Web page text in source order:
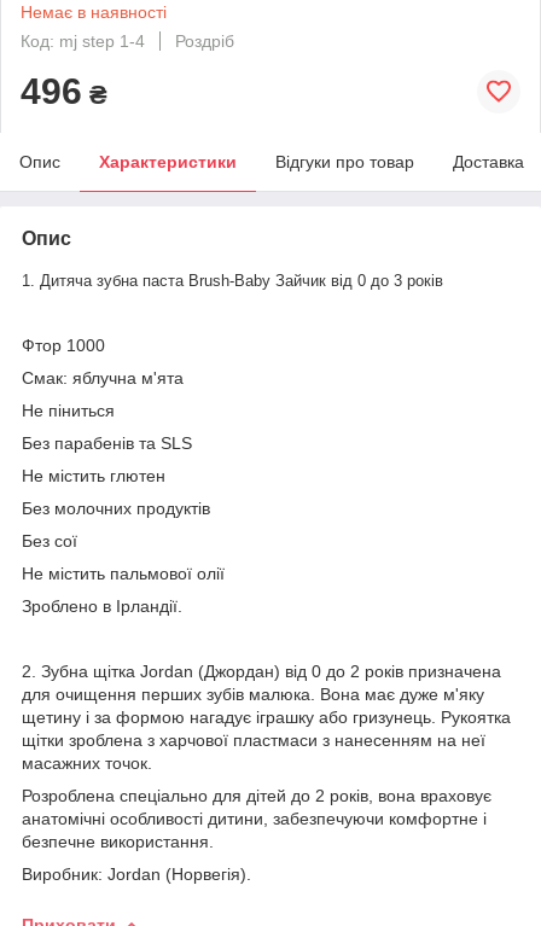
Немає в наявності
Код: mj step 1-4
Роздріб
496 ₴
Опис Характеристики Відгуки про товар Доставка
Опис
1. Дитяча зубна паста Brush-Baby Зайчик від 0 до 3 років
Фтор 1000
Смак: яблучна м'ята
Не піниться
Без парабенів та SLS
Не містить глютен
Без молочних продуктів
Без сої
Не містить пальмової олії
Зроблено в Ірландії.
2. Зубна щітка Jordan (Джордан) від 0 до 2 років призначена
для очищення перших зубів малюка. Вона має дуже м'яку
щетину і за формою нагадує іграшку або гризунець. Рукоятка
щітки зроблена з харчової пластмаси з нанесенням на неї
масажних точок.
Розроблена спеціально для дітей до 2 років, вона враховує
анатомічні особливості дитини, забезпечуючи комфортне і
безпечне використання.
Виробник: Jordan (Норвегія).